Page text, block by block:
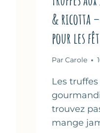
& ricotta –
pour les
Par Carole
Les truffes
trouvez
mange